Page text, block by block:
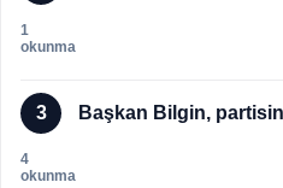
1
okunma
3 Başkan Bilgin, partisine
4
okunma